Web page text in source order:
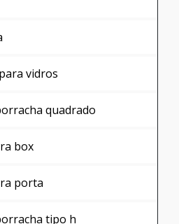
borracha retangular
em sp
silicone
vidro